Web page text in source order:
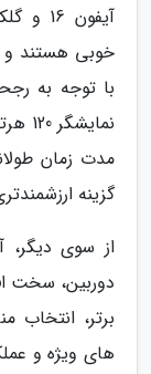
خوبی هستند و
مدت زمان
گزینه
دوربین، سخت
برتر، انتخاب
های ویژه و